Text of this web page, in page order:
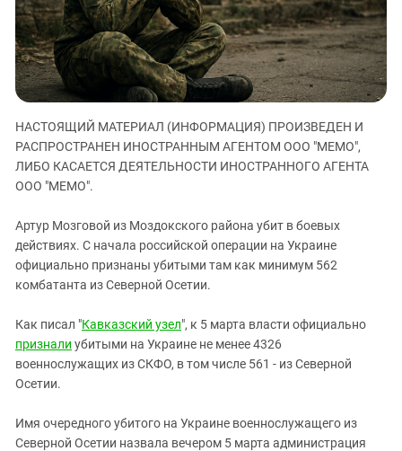
ЗАСТАВЛЯЕТ
КАВКАЗ ЗА ПАЛЕСТИНУ
ИНАКОМЫСЛИЕ В ЧЕЧНЕ
ПРЕСЛЕДОВАНИЕ АКТИВИСТОВ
МОБИЛИЗАЦИЯ И ПРОТЕСТЫ
Дагестан
Ингушетия
Кабардино-Балкария
Калмыкия
Карачаево-Черкесия
Краснодарский край
Нагорный Карабах
Ростовская область
Северная Осетия - Алания
СКФО
Ставропольский край
Чечня
НАСТОЯЩИЙ МАТЕРИАЛ (ИНФОРМАЦИЯ) ПРОИЗВЕДЕН И
РАСПРОСТРАНЕН ИНОСТРАННЫМ АГЕНТОМ ООО "МЕМО",
ЛИБО КАСАЕТСЯ ДЕЯТЕЛЬНОСТИ ИНОСТРАННОГО АГЕНТА
ООО "МЕМО".
Артур Мозговой из Моздокского района убит в боевых
действиях. С начала российской операции на Украине
официально признаны убитыми там как минимум 562
комбатанта из Северной Осетии.
Как писал "Кавказский узел", к 5 марта власти официально
признали убитыми на Украине не менее 4326
военнослужащих из СКФО, в том числе 561 - из Северной
Осетии.
Имя очередного убитого на Украине военнослужащего из
Северной Осетии назвала вечером 5 марта администрация